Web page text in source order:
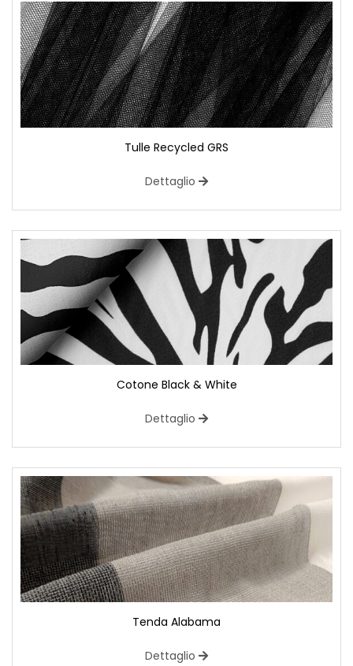
Tulle Recycled GRS
Dettaglio
Cotone Black & White
Dettaglio
Tenda Alabama
Dettaglio